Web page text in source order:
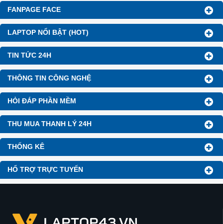
FANPAGE FACE
LAPTOP NỔI BẬT (HOT)
TIN TỨC 24H
THÔNG TIN CÔNG NGHỆ
HỎI ĐÁP PHẦN MỀM
THU MUA THANH LÝ 24H
THỐNG KÊ
HỔ TRỢ TRỰC TUYẾN